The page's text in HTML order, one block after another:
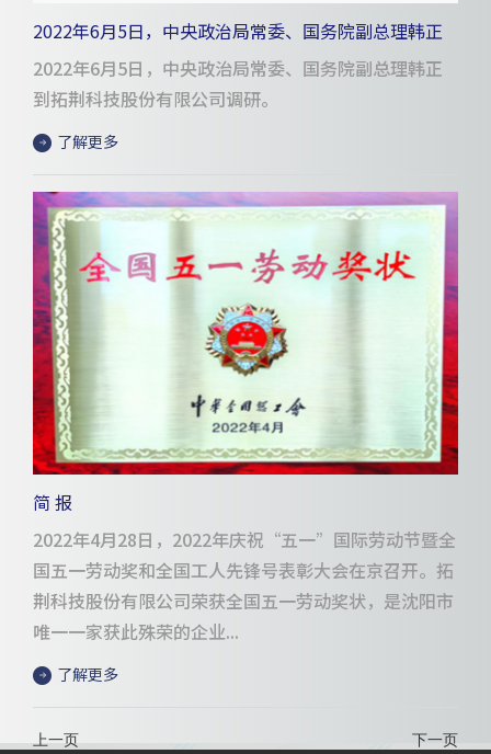
2022年6月5日，中央政治局常委、国务院副总理韩正
到拓荆科技股份有限公司调研
2022年6月5日，中央政治局常委、国务院副总理韩正
到拓荆科技股份有限公司调研。
了解更多
简 报
2022年4月28日，2022年庆祝“五一”国际劳动节暨全
国五一劳动奖和全国工人先锋号表彰大会在京召开。拓
荆科技股份有限公司荣获全国五一劳动奖状，是沈阳市
唯一一家获此殊荣的企业...
了解更多
上一页 下一页